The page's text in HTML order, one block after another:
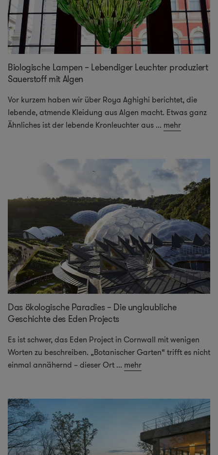
Biologische Lampen – Lebendiger Leuchter produziert
Sauerstoff mit Algen
Vor kurzem haben wir über Roya Aghighi berichtet, die
lebende, atmende Kleidung aus Algen macht. Etwas ganz
Ähnliches ist der lebende Kronleuchter aus ... mehr
Das ökologische Paradies – Die unglaubliche
Geschichte des Eden Projects
Es ist schwer, das Eden Project in Cornwall mit wenigen
Worten zu beschreiben. „Botanischer Garten“ trifft es nicht
einmal annähernd – dieser Ort ... mehr